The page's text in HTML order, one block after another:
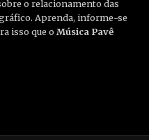
o relacionamento das
Aprenda, informe-se
isso que oMúsica Pavê